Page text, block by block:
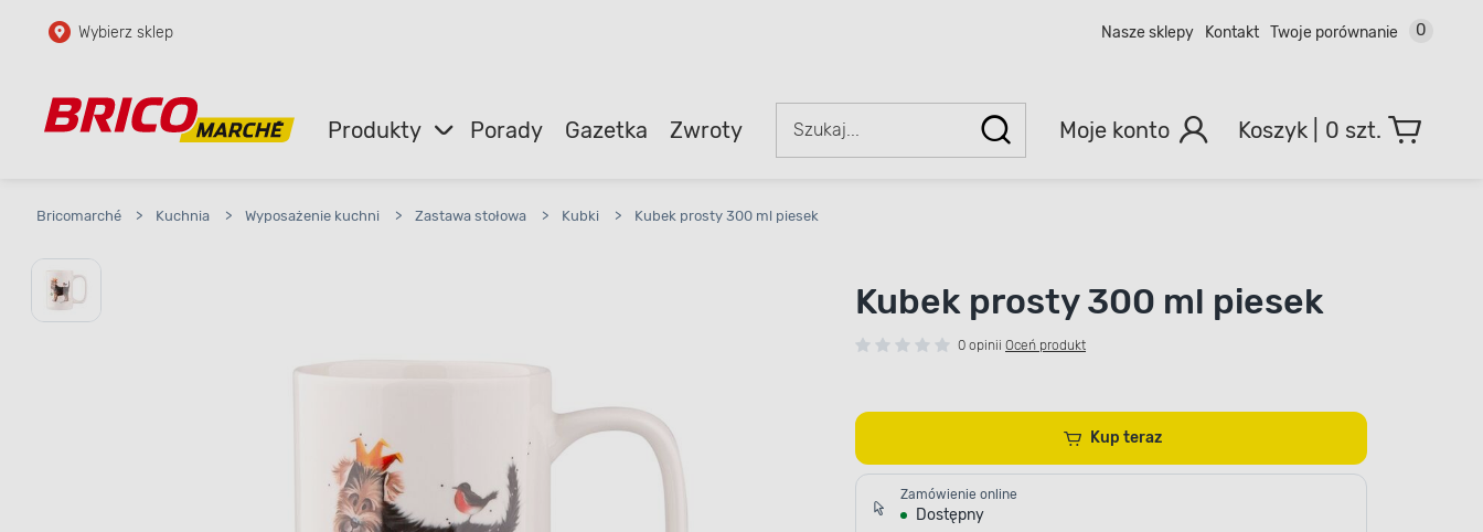
Przejdź do głównej zawartości
Przejdź do wyszukiwarki
Wybierz sklep Nasze sklepy Kontakt Twoje porównanie 0
Produkty Porady Gazetka Zwroty Moje konto 0 szt.
Bricomarché > Kuchnia > Wyposażenie kuchni > Zastawa stołowa > Kubki > Kubek prosty 300 ml piesek
Kubek prosty 300 ml piesek
0 opinii Oceń produkt
Kup teraz
Zamówienie online
Dostępny